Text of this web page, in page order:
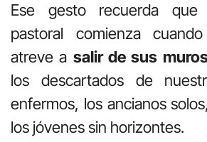
Ese gesto recuerda que
pastoral comienza
atreve a salir de sus
los descartados de
enfermos, los ancianos
los jóvenes sin horizontes.